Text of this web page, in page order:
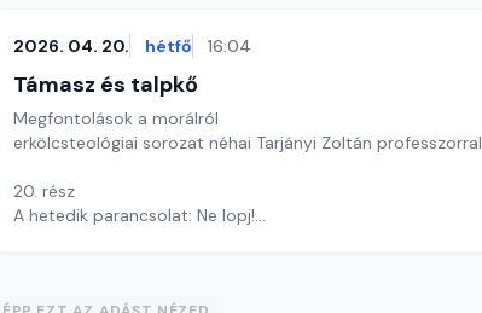
2026. 04. 20. hétfő 16:04
Támasz és talpkő
Megfontolások a morálról
erkölcsteológiai sorozat néhai Tarjányi Zoltán professzorral
20. rész
A hetedik parancsolat: Ne lopj!